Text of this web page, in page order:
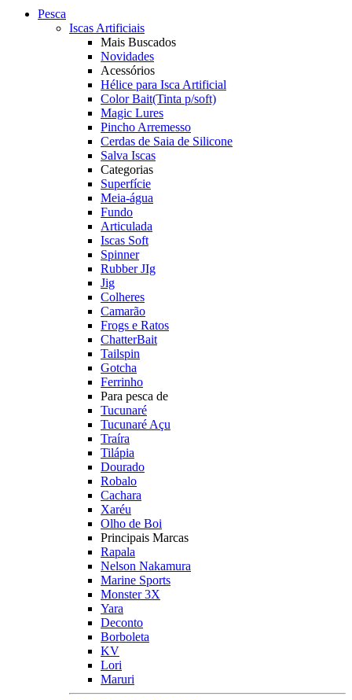
Pesca
Iscas Artificiais
Mais Buscados
Novidades
Acessórios
Hélice para Isca Artificial
Color Bait(Tinta p/soft)
Magic Lures
Pincho Arremesso
Cerdas de Saia de Silicone
Salva Iscas
Categorias
Superfície
Meia-água
Fundo
Articulada
Iscas Soft
Spinner
Rubber JIg
Jig
Colheres
Camarão
Frogs e Ratos
ChatterBait
Tailspin
Gotcha
Ferrinho
Para pesca de
Tucunaré
Tucunaré Açu
Traíra
Tilápia
Dourado
Robalo
Cachara
Xaréu
Olho de Boi
Principais Marcas
Rapala
Nelson Nakamura
Marine Sports
Monster 3X
Yara
Deconto
Borboleta
KV
Lori
Maruri